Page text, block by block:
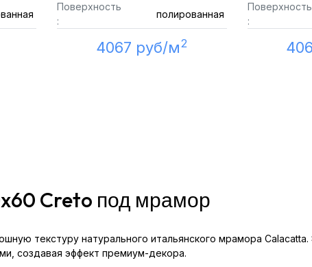
Поверхность
:
полированная
4067 руб/м2
Поверхность
:
Creto под мрамор
текстуру натурального итальянского мрамора
создавая эффект премиум-декора.